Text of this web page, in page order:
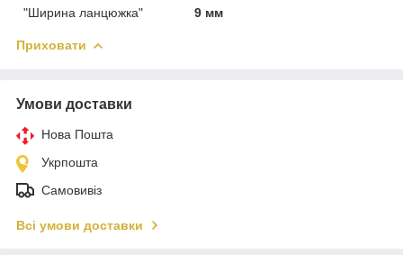
"Ширина ланцюжка"
9 мм
Приховати
Умови доставки
Нова Пошта
Укрпошта
Самовивіз
Всі умови доставки